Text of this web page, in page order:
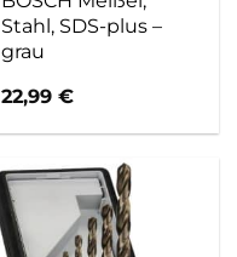
Stahl, SDS-plus –
grau
22,99€